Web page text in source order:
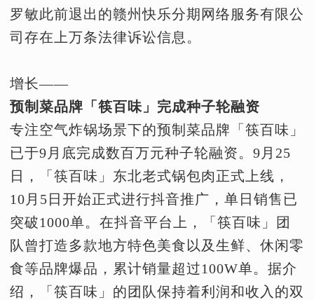
罗敏此前退出的赣州快乐分期网络服务有限公
司存在上万条法律诉讼信息。
增长——
预制菜品牌「筷百味」完成种子轮融资
专注空气炸锅场景下的预制菜品牌「筷百味」
已于9月底完成数百万元种子轮融资。9月25
日，「筷百味」东北老式锅包肉正式上线，
10月5日开始正式进行抖音推广，单日销售已
突破1000单。在抖音平台上，「筷百味」团
队曾打造多款地方特色美食以及生鲜、休闲零
食等品牌爆品，累计销量超过100W单。据介
绍，「筷百味」的团队保持着利润和收入的双